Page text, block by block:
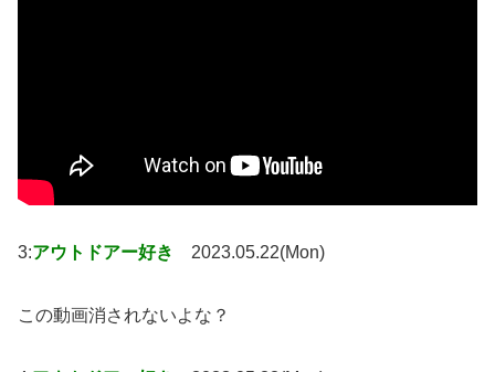
3:アウトドアー好き 2023.05.22(Mon)
この動画消されないよな？